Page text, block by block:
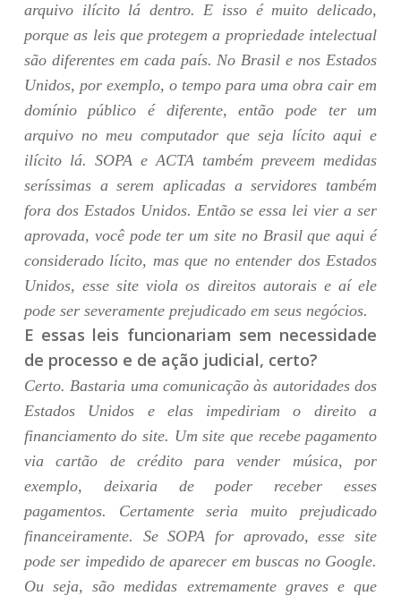
arquivo ilícito lá dentro. E isso é muito delicado,
porque as leis que protegem a propriedade intelectual
são diferentes em cada país. No Brasil e nos Estados
Unidos, por exemplo, o tempo para uma obra cair em
domínio público é diferente, então pode ter um
arquivo no meu computador que seja lícito aqui e
ilícito lá. SOPA e ACTA também preveem medidas
seríssimas a serem aplicadas a servidores também
fora dos Estados Unidos. Então se essa lei vier a ser
aprovada, você pode ter um site no Brasil que aqui é
considerado lícito, mas que no entender dos Estados
Unidos, esse site viola os direitos autorais e aí ele
pode ser severamente prejudicado em seus negócios.
E essas leis funcionariam sem necessidade
de processo e de ação judicial, certo?
Certo. Bastaria uma comunicação às autoridades dos
Estados Unidos e elas impediriam o direito a
financiamento do site. Um site que recebe pagamento
via cartão de crédito para vender música, por
exemplo, deixaria de poder receber esses
pagamentos. Certamente seria muito prejudicado
financeiramente. Se SOPA for aprovado, esse site
pode ser impedido de aparecer em buscas no Google.
Ou seja, são medidas extremamente graves e que